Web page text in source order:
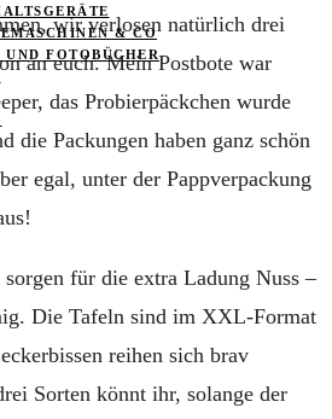
& CO
UND FOTOBÜCHER
wir verlosen natürlich drei
an euch. Mein Postbote war
das Probierpäckchen wurde
die Packungen haben ganz schön
egal, unter der Pappverpackung
für die extra Ladung Nuss –
Die Tafeln sind im XXL-Format
reihen sich brav
Sorten könnt ihr, solange der